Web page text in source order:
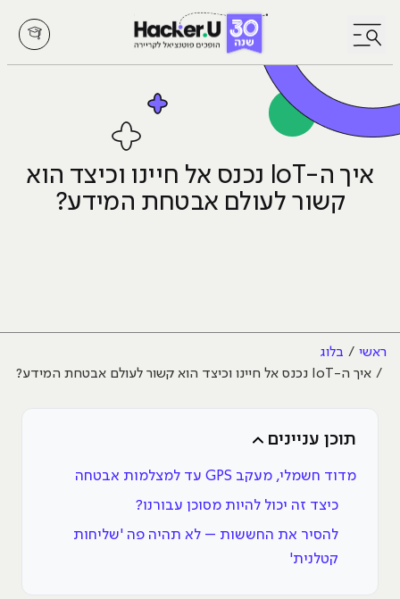
לחץ לפתיחת/סגירת תפריט
איך ה-IoT נכנס אל חיינו וכיצד הוא
קשור לעולם אבטחת המידע?
ראשי
בלוג
איך ה-IoT נכנס אל חיינו וכיצד הוא קשור לעולם אבטחת המידע?
תוכן עניינים
מדוד חשמלי, מעקב GPS עד למצלמות אבטחה
כיצד זה יכול להיות מסוכן עבורנו?
להסיר את החששות – לא תהיה פה 'שליחות
קטלנית'